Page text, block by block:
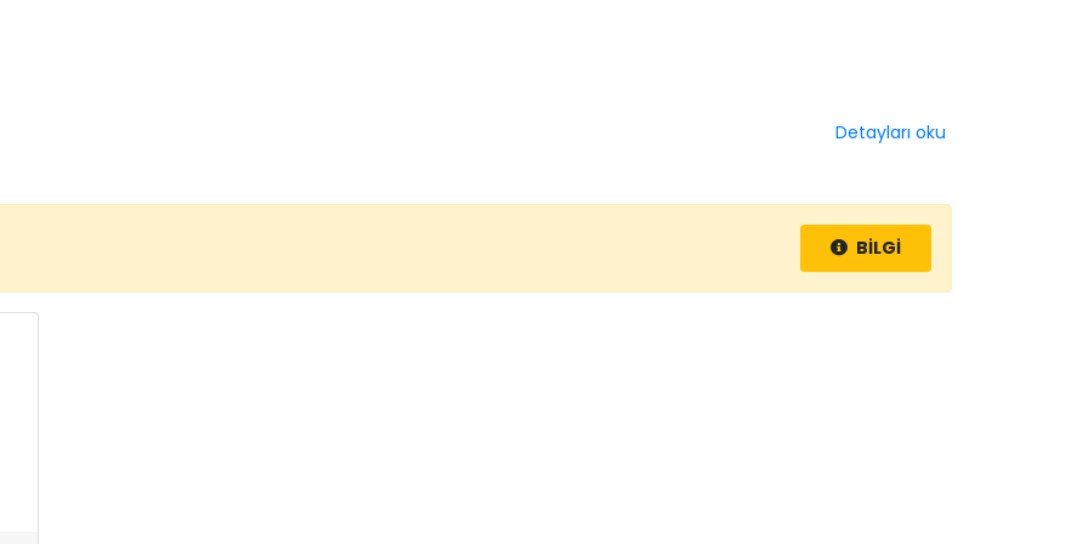
Detayları oku
BİLGİ